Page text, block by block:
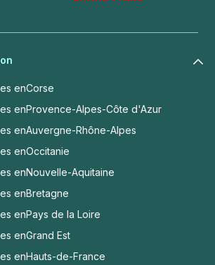
enCorse
enProvence-Alpes-Côte d'Azur
enAuvergne-Rhône-Alpes
enOccitanie
enNouvelle-Aquitaine
enBretagne
enPays de la Loire
enGrand Est
enHauts-de-France